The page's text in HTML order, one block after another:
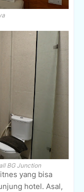
BG Junction
yang bisa
hotel. Asal,